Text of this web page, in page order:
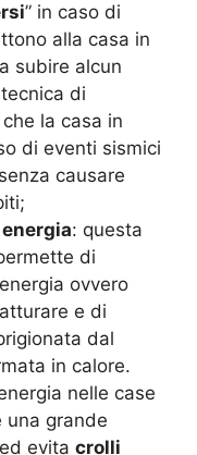
” in caso di
alla casa in
subire alcun
di
la casa in
di eventi sismici
causare
: questa
di
ovvero
e di
dal
in calore.
nelle case
una grande
ed evita crolli